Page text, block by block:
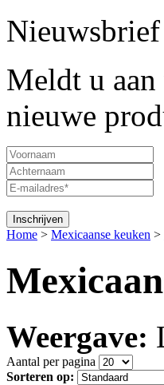
Nieuwsbrief
Meldt u
nieuwe
Home > Mexicaanse keuken >
Weergave:
Aantal per pagina
Sorteren op: